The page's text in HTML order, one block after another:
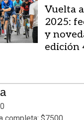
Vuelta
2025:
y
edición